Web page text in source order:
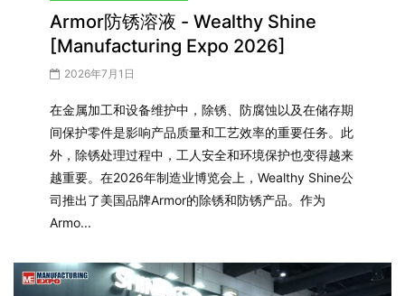
Armor防锈溶液 - Wealthy Shine
[Manufacturing Expo 2026]
2026年7月1日
在金属加工和设备维护中，除锈、防腐蚀以及在储存期
间保护零件是影响产品质量和工艺效率的重要任务。此
外，除锈处理过程中，工人安全和环境保护也变得越来
越重要。在2026年制造业博览会上，Wealthy Shine公
司推出了美国品牌Armor的除锈和防锈产品。作为
Armo...